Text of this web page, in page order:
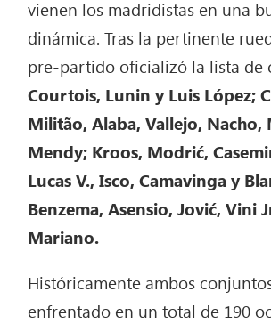
vienen los madridistas en una
dinámica. Tras la pertinente
pre-partido oficializó la lista de
Courtois, Lunin y Luis López;
Militão, Alaba, Vallejo, Nacho,
Mendy; Kroos, Modrić,
Lucas V., Isco, Camavinga y
Benzema, Asensio, Jović, Vini
Mariano.
Históricamente ambos
enfrentado en un total de 190